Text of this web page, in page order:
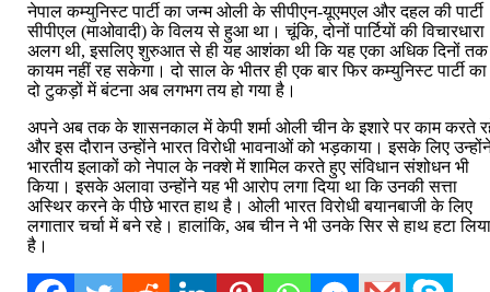
नेपाल कम्युनिस्ट पार्टी का जन्म ओली के सीपीएन-यूएमएल और दहल की पार्टी
सीपीएल (माओवादी) के विलय से हुआ था। चूंकि, दोनों पार्टियों की विचारधारा
अलग थी, इसलिए शुरुआत से ही यह आशंका थी कि यह एका अधिक दिनों तक
कायम नहीं रह सकेगा। दो साल के भीतर ही एक बार फिर कम्युनिस्ट पार्टी का
दो टुकड़ों में बंटना अब लगभग तय हो गया है।
अपने अब तक के शासनकाल में केपी शर्मा ओली चीन के इशारे पर काम करते
और इस दौरान उन्होंने भारत विरोधी भावनाओं को भड़काया। इसके लिए
भारतीय इलाकों को नेपाल के नक्शे में शामिल करते हुए संविधान संशोधन भी
किया। इसके अलावा उन्होंने यह भी आरोप लगा दिया था कि उनकी सत्ता
अस्थिर करने के पीछे भारत हाथ है। ओली भारत विरोधी बयानबाजी के लिए
लगातार चर्चा में बने रहे। हालांकि, अब चीन ने भी उनके सिर से हाथ हटा
है।